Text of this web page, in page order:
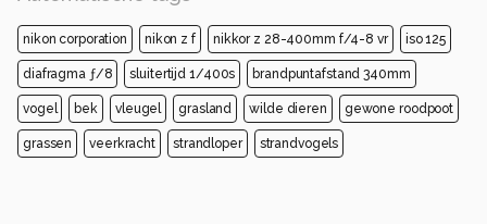
nikon corporation nikon z f nikkor z 28-400mm f/4-8 vr iso 125
diafragma ƒ/8 sluitertijd 1/400s brandpuntafstand 340mm
vogel bek vleugel grasland wilde dieren gewone roodpoot
grassen veerkracht strandloper strandvogels